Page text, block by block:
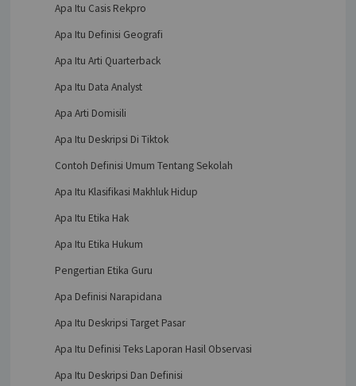
Apa Itu Casis Rekpro
Apa Itu Definisi Geografi
Apa Itu Arti Quarterback
Apa Itu Data Analyst
Apa Arti Domisili
Apa Itu Deskripsi Di Tiktok
Contoh Definisi Umum Tentang Sekolah
Apa Itu Klasifikasi Makhluk Hidup
Apa Itu Etika Hak
Apa Itu Etika Hukum
Pengertian Etika Guru
Apa Definisi Narapidana
Apa Itu Deskripsi Target Pasar
Apa Itu Definisi Teks Laporan Hasil Observasi
Apa Itu Deskripsi Dan Definisi